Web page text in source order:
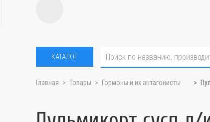
КАТАЛОГ
Главная Товары Гормоны и их антагонисты